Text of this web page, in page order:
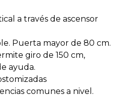
a través de ascensor
Puerta mayor de 80 cm.
giro de 150 cm,
ayuda.
comunes a nivel.